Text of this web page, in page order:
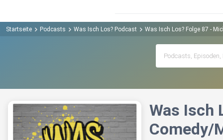
Startseite Podcasts Was Isch Los? Podcast Was Isch Los? Folge 87 -
Was Isch
Comedy/